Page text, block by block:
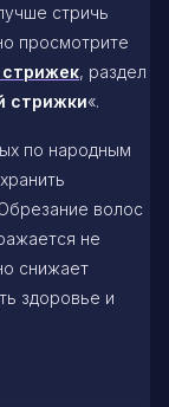
стричь
просмотрите
, раздел
стрижки«.
по народным
волос
не
снижает
здоровье и